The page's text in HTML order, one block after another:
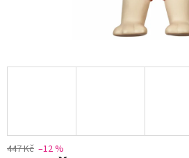
447 Kč –12 %